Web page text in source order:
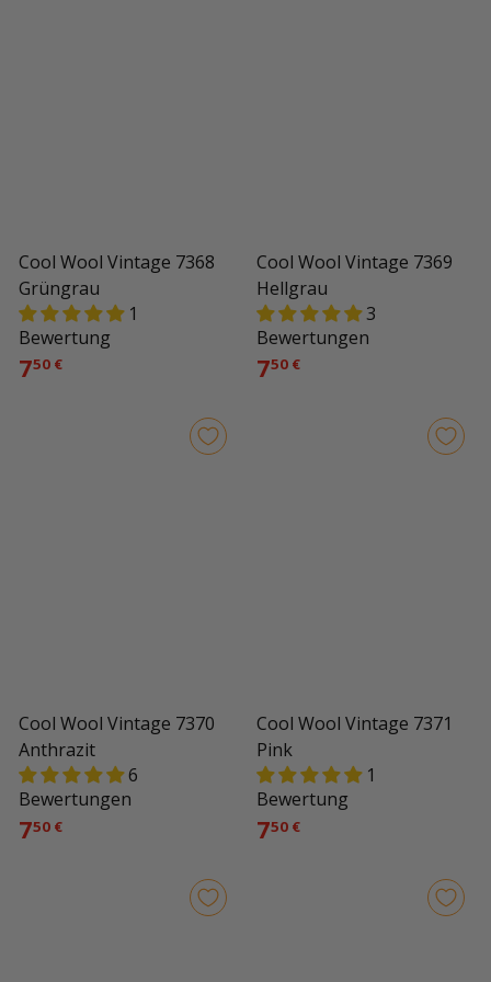
Cool Wool Vintage 7368
Grüngrau
1
Bewertung
750 €
Cool Wool Vintage 7369
Hellgrau
3
Bewertungen
750 €
Cool Wool Vintage 7370
Anthrazit
6
Bewertungen
750 €
Cool Wool Vintage 7371
Pink
1
Bewertung
750 €